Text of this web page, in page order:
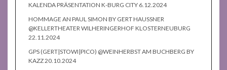
KALENDA PRÄSENTATION K-BURG CITY 6.12.2024
HOMMAGE AN PAUL SIMON BY GERT HAUSSNER
@KELLERTHEATER WILHERINGERHOF KLOSTERNEUBURG
22.11.2024
GPS (GERT|STOWI|PICO) @WEINHERBST AM BUCHBERG BY
KAZZ 20.10.2024